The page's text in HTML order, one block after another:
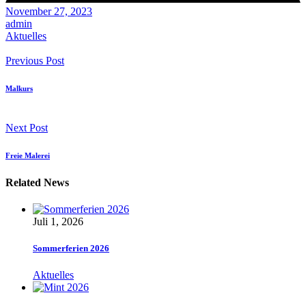
November 27, 2023
admin
Aktuelles
Previous Post
Malkurs
Next Post
Freie Malerei
Related News
Juli 1, 2026
Sommerferien 2026
Aktuelles